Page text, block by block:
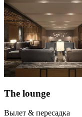
The lounge
Вылет & пересадка